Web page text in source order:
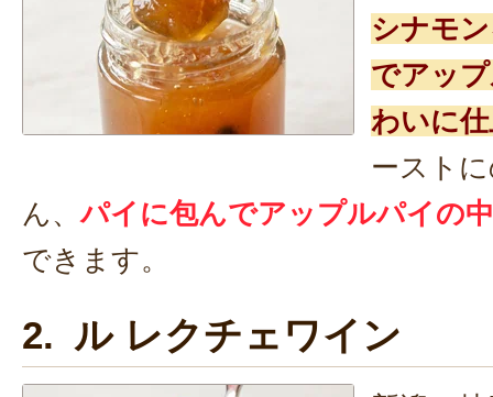
シナモ
でアッ
わいに
ースト
ん、パイに包んでアップルパイの
できます。
2. ル レクチェワイン